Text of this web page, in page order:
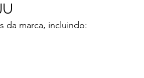
da marca, incluindo: